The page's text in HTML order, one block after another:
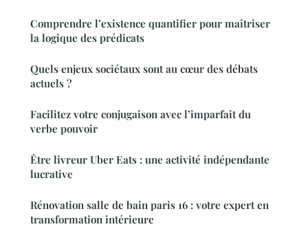
Comprendre l’existence quantifier pour maîtriser
la logique des prédicats
Quels enjeux sociétaux sont au cœur des débats
actuels ?
Facilitez votre conjugaison avec l’imparfait du
verbe pouvoir
Être livreur Uber Eats : une activité indépendante
lucrative
Rénovation salle de bain paris 16 : votre expert en
transformation intérieure